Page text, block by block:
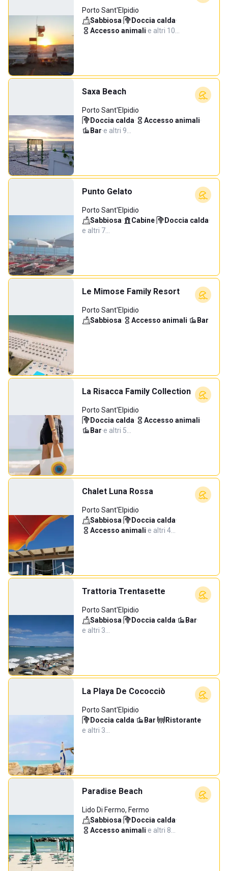
Porto Sant'Elpidio
Sabbiosa· Doccia calda·
Accesso animali·e altri 10…
Saxa Beach
Porto Sant'Elpidio
Doccia calda· Accesso animali·
Bar·e altri 9…
Punto Gelato
Porto Sant'Elpidio
Sabbiosa· Cabine· Doccia calda·
e altri 7…
Le Mimose Family Resort
Porto Sant'Elpidio
Sabbiosa· Accesso animali· Bar
La Risacca Family Collection
Porto Sant'Elpidio
Doccia calda· Accesso animali·
Bar·e altri 5…
Chalet Luna Rossa
Porto Sant'Elpidio
Sabbiosa· Doccia calda·
Accesso animali·e altri 4…
Trattoria Trentasette
Porto Sant'Elpidio
Sabbiosa· Doccia calda· Bar·
e altri 3…
La Playa De Cococciò
Porto Sant'Elpidio
Doccia calda· Bar· Ristorante·
e altri 3…
Paradise Beach
Lido Di Fermo, Fermo
Sabbiosa· Doccia calda·
Accesso animali·e altri 8…